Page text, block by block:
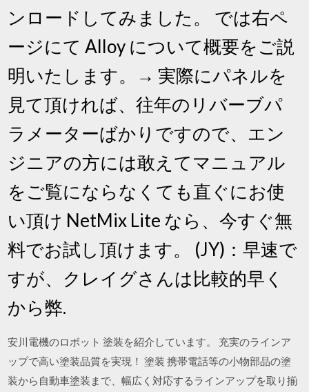
ンロードしてみました。 では右ペ
ージにて Alloy について概要をご説
明いたします。→ 実際にパネルを
見て頂ければ、往年のリバーブパ
ラメーターばかりですので、エン
ジニアの方には敢えてマニュアル
をご覧にならなくても直ぐにお使
い頂け NetMix Lite なら、今すぐ無
料でお試し頂けます。 (JY)：早速で
すが、クレイグさんは比較的早く
から弊.
安川電機のロボット 塗装を紹介しています。 充実のラインア
ップで高い塗装品質を実現！ 塗装 携帯電話等の小物部品の塗
装から自動車塗装まで、幅広く対応するラインアップを取り揃